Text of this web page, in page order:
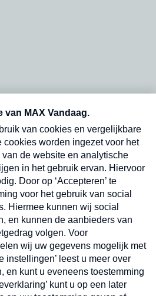
en dinsdagochtend in
Verzend
op onze